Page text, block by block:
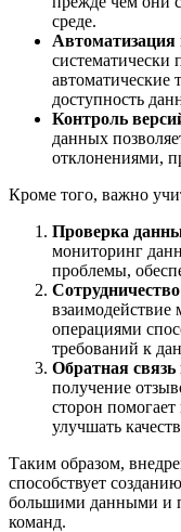
среде.
Автоматизация
систематически
автоматические
доступность
Контроль
данных
отклонениями,
Кроме того, важно
Проверка
мониторинг
проблемы,
взаимодействие
операциями
требований к
Обратная
получение
сторон
улучшать
Таким образом,
способствует
большими данными и
команд.